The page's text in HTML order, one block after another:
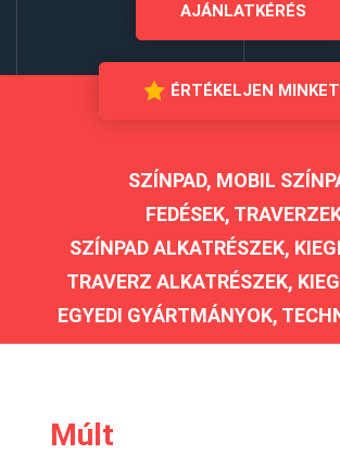
AJÁNLATKÉRÉS
ÉRTÉKELJEN
SZÍNPAD, MOBIL
FEDÉSEK,
SZÍNPAD ALKATRÉSZEK,
TRAVERZ ALKATRÉSZEK,
EGYEDI GYÁRTMÁNYOK,
Múlt